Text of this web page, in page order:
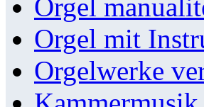
Orgel
Orgel mit
Orgelwerke